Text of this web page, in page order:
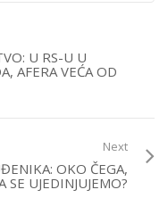
U RS-U U
AFERA VEĆA OD
Next
OKO ČEGA,
SE UJEDINJUJEMO?